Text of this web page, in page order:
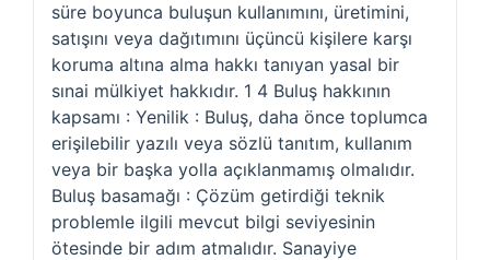
süre boyunca buluşun kullanımını, üretimini,
satışını veya dağıtımını üçüncü kişilere karşı
koruma altına alma hakkı tanıyan yasal bir
sınai mülkiyet hakkıdır. 1 4 Buluş hakkının
kapsamı : Yenilik : Buluş, daha önce toplumca
erişilebilir yazılı veya sözlü tanıtım, kullanım
veya bir başka yolla açıklanmamış olmalıdır.
Buluş basamağı : Çözüm getirdiği teknik
problemle ilgili mevcut bilgi seviyesinin
ötesinde bir adım atmalıdır. Sanayiye